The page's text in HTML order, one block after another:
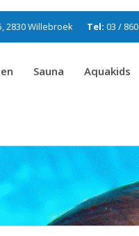
2830 Willebroek Tel: 03 /
Sauna Aquakids